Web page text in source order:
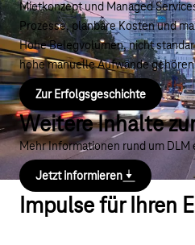
Mietkonzept und Managed
Prozesse, planbare Kosten und
Hohe Belegvolumen, nicht
hohe manuelle Aufwände
Zur Erfolgsgeschichte
Weitere Inhalte
Mehr Informationen rund um DLM
Jetzt informieren
Impulse für Ihren